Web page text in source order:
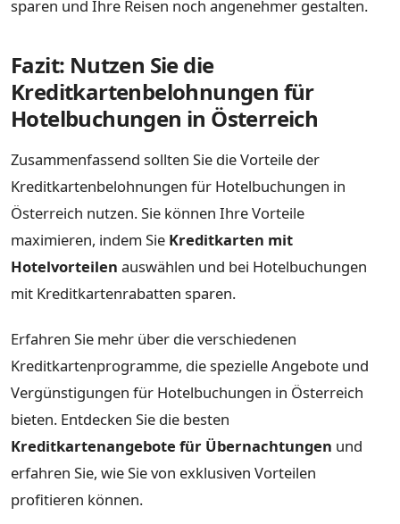
sparen und Ihre Reisen noch angenehmer gestalten.
Fazit: Nutzen Sie die
Kreditkartenbelohnungen für
Hotelbuchungen in Österreich
Zusammenfassend sollten Sie die Vorteile der
Kreditkartenbelohnungen für Hotelbuchungen in
Österreich nutzen. Sie können Ihre Vorteile
maximieren, indem Sie Kreditkarten mit
Hotelvorteilen auswählen und bei Hotelbuchungen
mit Kreditkartenrabatten sparen.
Erfahren Sie mehr über die verschiedenen
Kreditkartenprogramme, die spezielle Angebote und
Vergünstigungen für Hotelbuchungen in Österreich
bieten. Entdecken Sie die besten
Kreditkartenangebote für Übernachtungen und
erfahren Sie, wie Sie von exklusiven Vorteilen
profitieren können.